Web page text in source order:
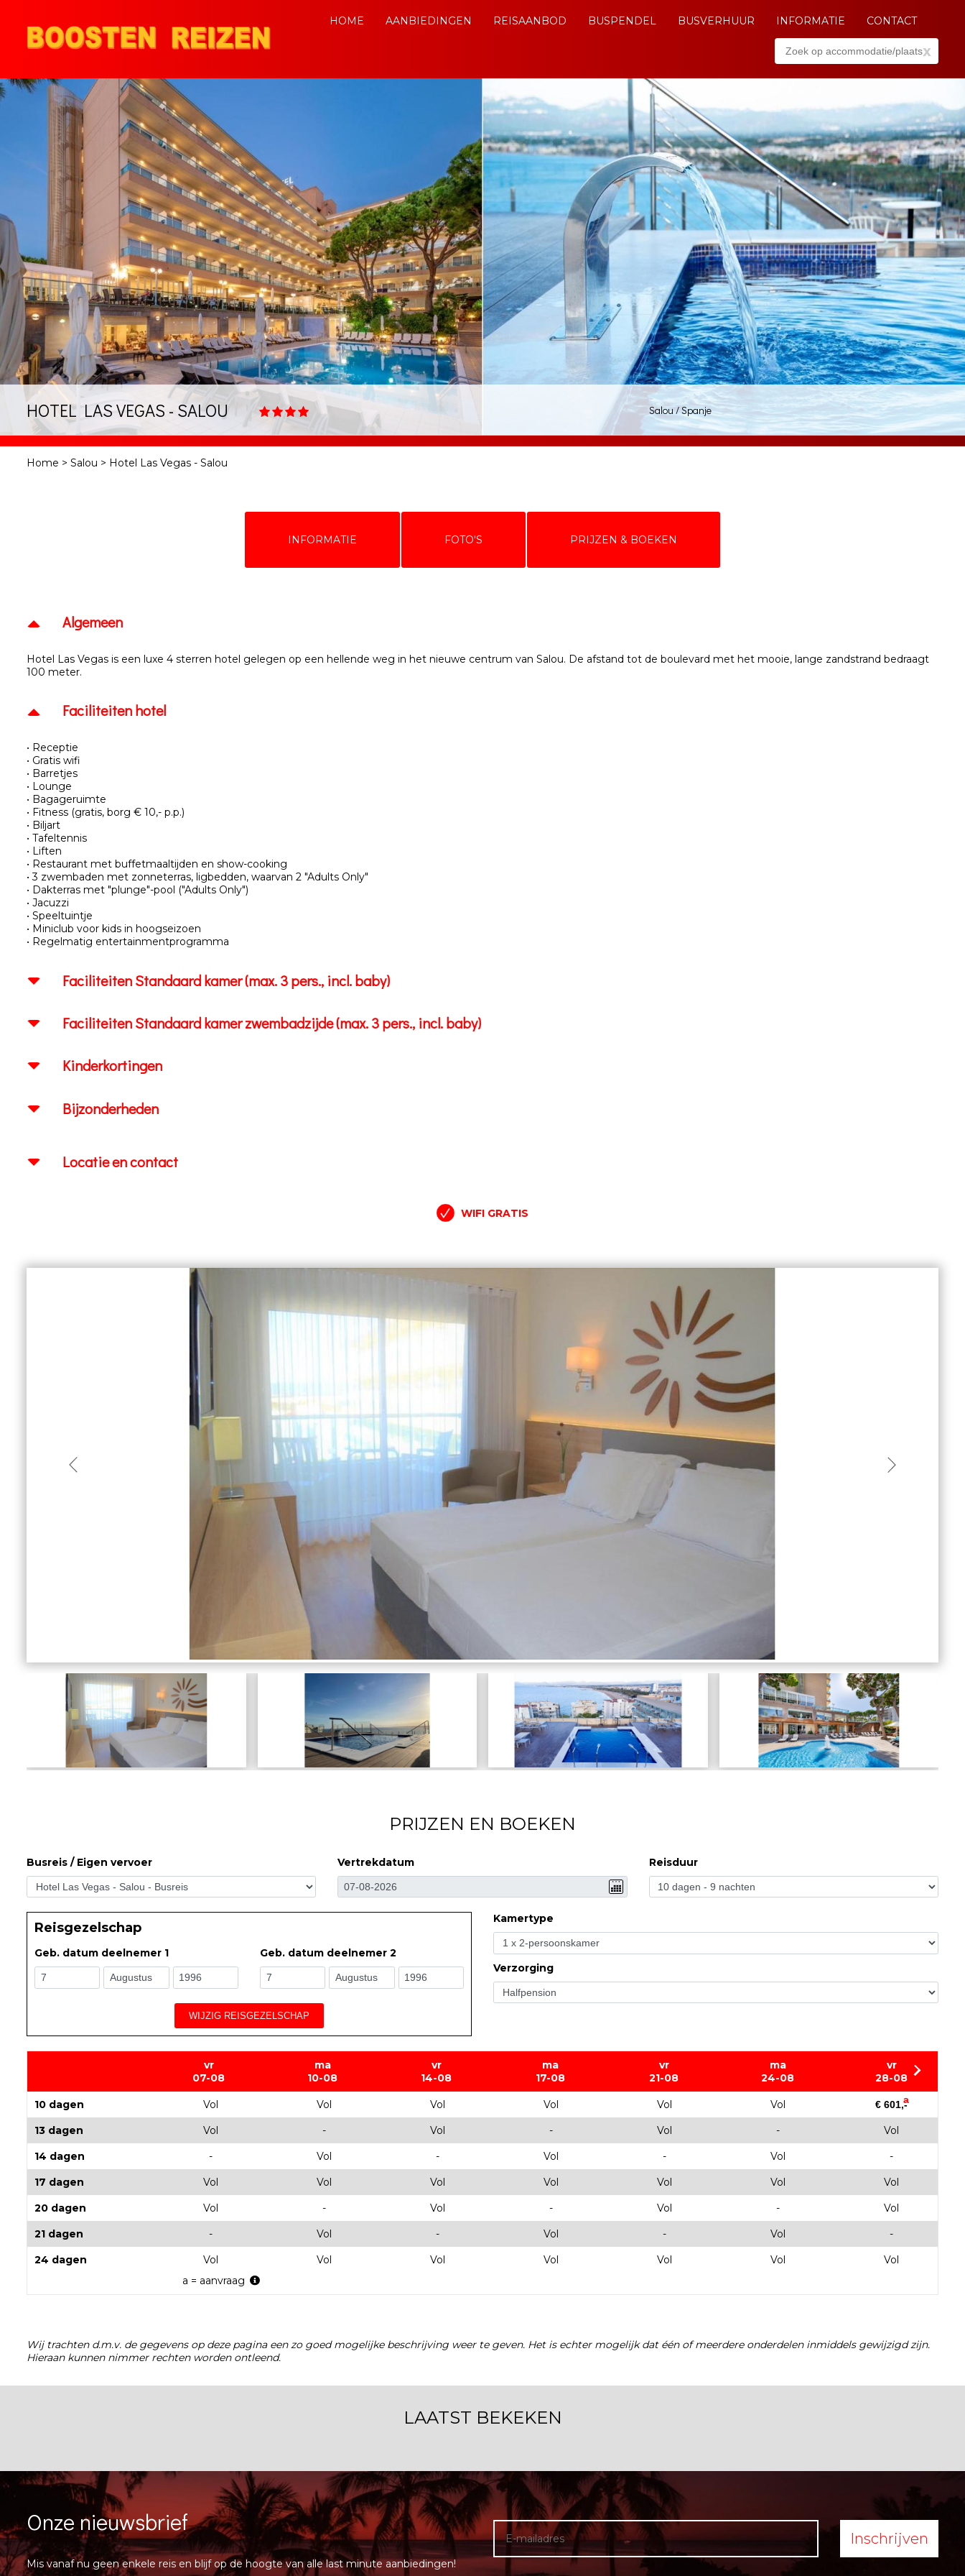
HOME AANBIEDINGEN REISAANBOD BUSPENDEL BUSVERHUUR INFORMATIE CONTACT
x
HOTEL LAS VEGAS - SALOU Salou / Spanje
Home > Salou > Hotel Las Vegas - Salou
INFORMATIE FOTO'S PRIJZEN & BOEKEN
Algemeen
Hotel Las Vegas is een luxe 4 sterren hotel gelegen op een hellende weg in het nieuwe centrum van Salou. De afstand tot de boulevard met het mooie, lange zandstrand bedraagt
100 meter.
Faciliteiten hotel
• Receptie
• Gratis wifi
• Barretjes
• Lounge
• Bagageruimte
• Fitness (gratis, borg € 10,- p.p.)
• Biljart
• Tafeltennis
• Liften
• Restaurant met buffetmaaltijden en show-cooking
• 3 zwembaden met zonneterras, ligbedden, waarvan 2 "Adults Only"
• Dakterras met "plunge"-pool ("Adults Only")
• Jacuzzi
• Speeltuintje
• Miniclub voor kids in hoogseizoen
• Regelmatig entertainmentprogramma
Faciliteiten Standaard kamer (max. 3 pers., incl. baby)
Faciliteiten Standaard kamer zwembadzijde (max. 3 pers., incl. baby)
Kinderkortingen
Bijzonderheden
Locatie en contact
WIFI GRATIS
PRIJZEN EN BOEKEN
Busreis / Eigen vervoer Vertrekdatum Reisduur
Reisgezelschap
Geb. datum deelnemer 1 Geb. datum deelnemer 2
WIJZIG REISGEZELSCHAP
Kamertype
Verzorging
vr
07-08
ma
10-08
vr
14-08
ma
17-08
vr
21-08
ma
24-08
vr
28-08
10 dagen Vol Vol Vol Vol Vol Vol € 601,-
a
13 dagen Vol - Vol - Vol -
Vol
14 dagen
- Vol - Vol - Vol
-
17 dagen
Vol Vol Vol Vol Vol Vol
Vol
20 dagen
Vol - Vol - Vol -
Vol
21 dagen
- Vol - Vol - Vol
-
24 dagen
Vol Vol Vol Vol Vol Vol
Vol
a = aanvraag
Wij trachten d.m.v. de gegevens op deze pagina een zo goed mogelijke beschrijving weer te geven. Het is echter mogelijk dat één of meerdere onderdelen inmiddels gewijzigd zijn.
Hieraan kunnen nimmer rechten worden ontleend.
LAATST BEKEKEN
Onze nieuwsbrief
Mis vanaf nu geen enkele reis en blijf op de hoogte van alle last minute aanbiedingen!
Inschrijven